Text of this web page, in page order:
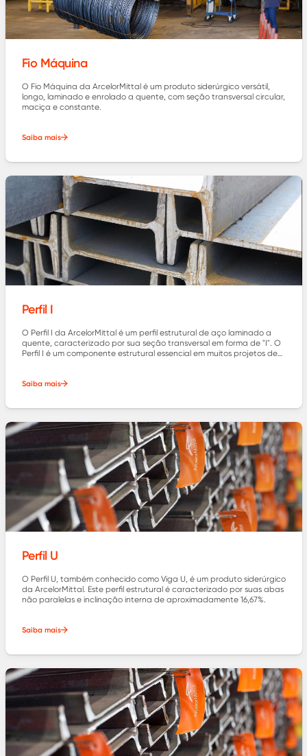
Fio Máquina
O Fio Máquina da ArcelorMittal é um produto siderúrgico versátil,
longo, laminado e enrolado a quente, com seção transversal circular,
maciça e constante.
Saiba mais
Perfil I
O Perfil I da ArcelorMittal é um perfil estrutural de aço laminado a
quente, caracterizado por sua seção transversal em forma de "I". O
Perfil I é um componente estrutural essencial em muitos projetos de
Saiba mais
Perfil U
O Perfil U, também conhecido como Viga U, é um produto siderúrgico
da ArcelorMittal. Este perfil estrutural é caracterizado por suas abas
não paralelas e inclinação interna de aproximadamente 16,67%.
Saiba mais